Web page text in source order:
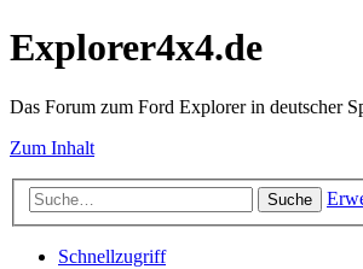
Explorer4x4.de
Das Forum zum Ford Explorer in deutscher
Zum Inhalt
Suche
Schnellzugriff